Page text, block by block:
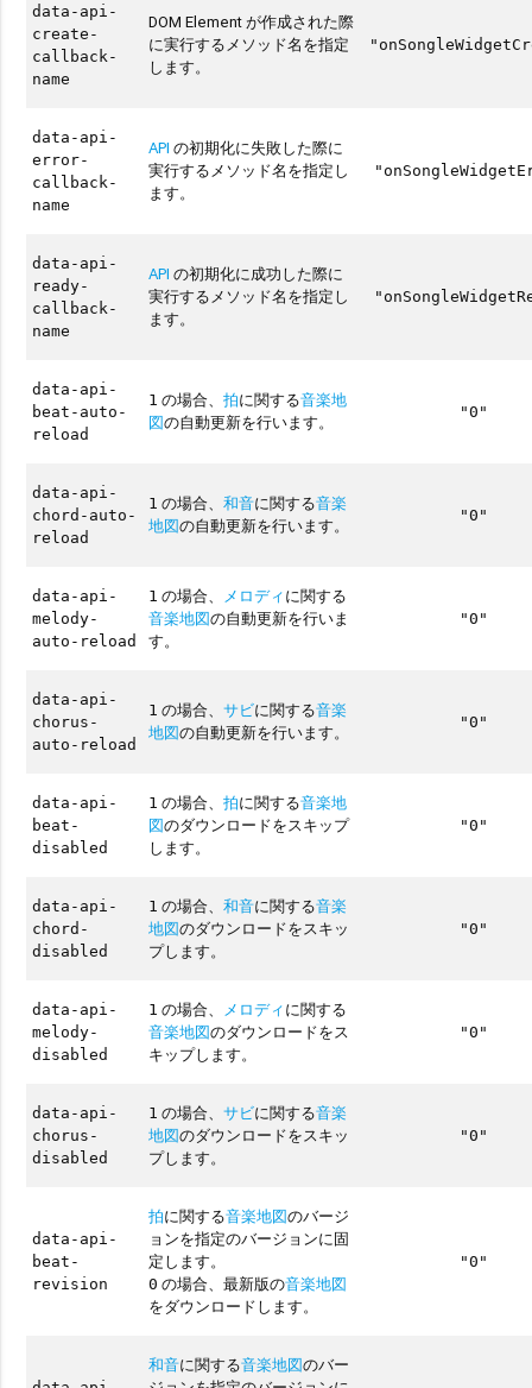
data-api-
create-
callback-
name
DOM Element が作成された際
に実行するメソッド名を指定
します。
data-api-
error-
callback-
name
API の初期化に失敗した際に
実行するメソッド名を指定し
ます。
data-api-
ready-
callback-
name
API の初期化に成功した際に
実行するメソッド名を指定し
ます。
data-api-
beat-auto-
reload
1 の場合、拍に関する音楽地
図の自動更新を行います。
"0"
data-api-
chord-auto-
reload
1 の場合、和音に関する音楽
地図の自動更新を行います。
"0"
data-api-
melody-
auto-reload
1 の場合、 メロディに関する
音楽地図の自動更新を行いま
す。
"0"
data-api-
chorus-
auto-reload
1 の場合、サビに関する音楽
地図の自動更新を行います。
"0"
data-api-
beat-
disabled
1 の場合、拍に関する音楽地
図のダウンロードをスキップ
します。
"0"
data-api-
chord-
disabled
1 の場合、和音に関する音楽
地図のダウンロードをスキッ
プします。
"0"
data-api-
melody-
disabled
1 の場合、 メロディに関する
音楽地図のダウンロードをス
キップします。
"0"
data-api-
chorus-
disabled
1 の場合、サビに関する音楽
地図のダウンロードをスキッ
プします。
"0"
data-api-
beat-
revision
拍に関する音楽地図のバージ
ョンを指定のバージョンに固
定します。
0 の場合、最新版の音楽地図
をダウンロードします。
"0"
和音に関する音楽地図のバー